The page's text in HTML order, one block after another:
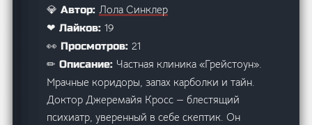
💎 Автор:Лола Синклер
❤ Лайков:19
👀 Просмотров:21
✏ Описание: Частная клиника «Грейстоун».
Мрачные коридоры, запах карболки и тайн.
Доктор Джеремайя Кросс — блестящий
психиатр, уверенный в себе скептик. Он